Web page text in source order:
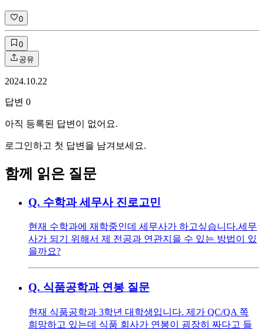
0
0
공유
2024.10.22
답변 0
아직 등록된 답변이 없어요.
로그인하고 첫 답변을 남겨보세요.
함께 읽은 질문
Q. 수학과 세무사 진로고민
현재 수학과에 재학중인데 세무사가 하고싶습니다.세무
사가 되기 위해서 제 전공과 연관지을 수 있는 방법이 있
을까요?
Q. 식품공학과 연봉 질문
현재 식품공학과 3학년 대학생입니다. 제가 QC/QA 쪽
희망하고 있는데 식품 회사가 연봉이 굉장히 짜다고 들